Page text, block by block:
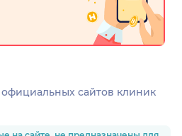
сайтов клиник